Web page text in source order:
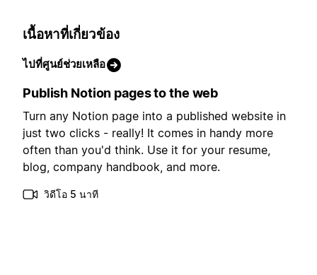
เนื้อหาที่เกี่ยวข้อง
ไปที่ศูนย์ช่วยเหลือ
Publish Notion pages to the web
Turn any Notion page into a published website in
just two clicks - really! It comes in handy more
often than you'd think. Use it for your resume,
blog, company handbook, and more.
วิดีโอ 5 นาที